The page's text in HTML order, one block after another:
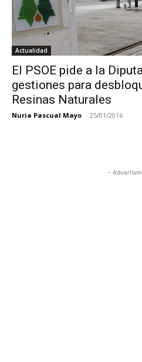
Actualidad
El PSOE pide a la
gestiones para
Resinas Naturales
Nuria Pascual Mayo - 25/01/2016
-